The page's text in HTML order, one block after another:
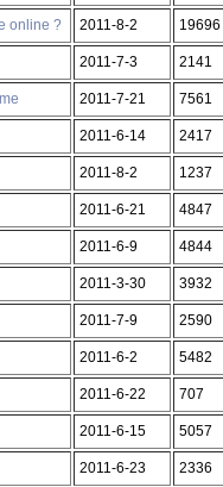
online ? 2011-8-2 19696
2011-7-3 2141
2011-7-21 7561
2011-6-14 2417
2011-8-2 1237
2011-6-21 4847
2011-6-9 4844
2011-3-30 3932
2011-7-9 2590
2011-6-2 5482
2011-6-22 707
2011-6-15 5057
2011-6-23 2336